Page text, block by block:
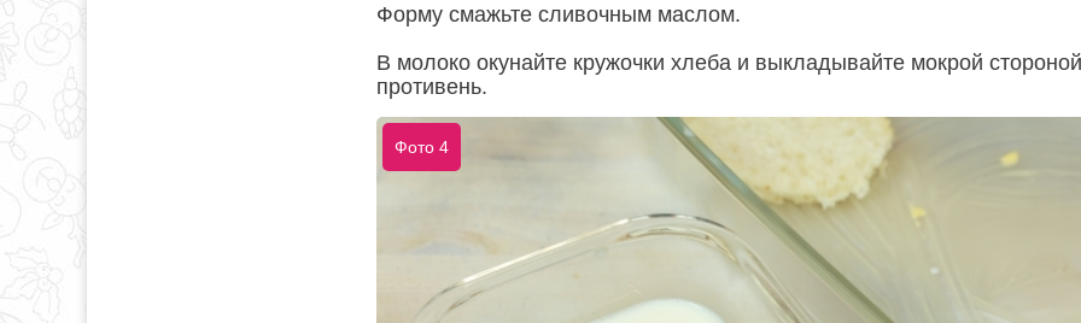
Форму смажьте сливочным маслом.
В молоко окунайте кружочки хлеба и выкладывайте мокрой
противень.
Фото 4